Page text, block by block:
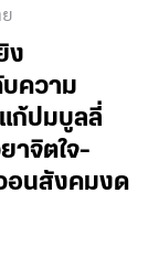
ง
ความ
ก้ปมบูลลี่
าจิตใจ-
อนสังคมงด